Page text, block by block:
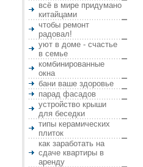
всё в мире придумано
китайцами
чтобы ремонт
радовал!
уют в доме - счастье
в семье
комбинированные
окна
бани ваше здоровье
парад фасадов
устройство крыши
для беседки
типы керамических
плиток
как заработать на
сдаче квартиры в
аренду